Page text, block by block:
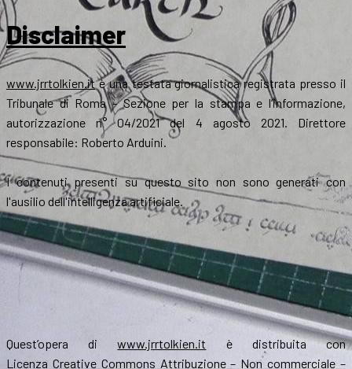
Disclaimer
www.jrrtolkien.itè una testata giornalistica registrata presso il
Tribunale di Roma - Sezione per la stampa e l’informazione,
autorizzazione n° 04/2021 del 4 agosto 2021. Direttore
responsabile: Roberto Arduini.
I contenuti presenti su questo sito non sono generati con
l'ausilio dell'intelligenza artificiale.
Quest’opera diwww.jrrtolkien.it è distribuita con
Licenza Creative Commons Attribuzione – Non commerciale –